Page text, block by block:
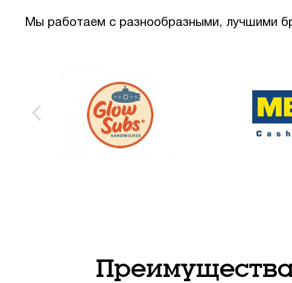
Мы работаем с разнообразными, лучшими